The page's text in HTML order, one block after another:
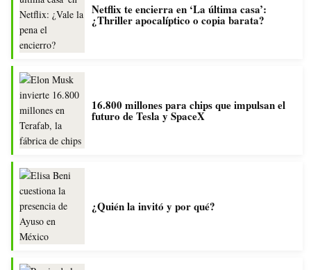
Netflix te encierra en ‘La última casa’:
¿Thriller apocalíptico o copia barata?
16.800 millones para chips que impulsan el
futuro de Tesla y SpaceX
¿Quién la invitó y por qué?